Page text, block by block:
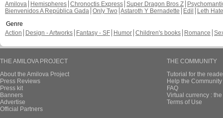
Amilova
Hemispheres Chronoctis Express Super Dragon Bros Z
Bienvenidos A República Gada Only Two Astaroth Y Bernadette Edil
Leth Hate
Genre
Action
Design - Artworks Fantasy - SF Humor Children's books Romance
THE AMILOVA PROJECT
About the Amilova Project
Press Reviews
Press kit
Banners
Advertise
Official Partners
THE COMMUNITY
Tutorial for the
Help the
FAQ
Virtual currency :
Terms of Use